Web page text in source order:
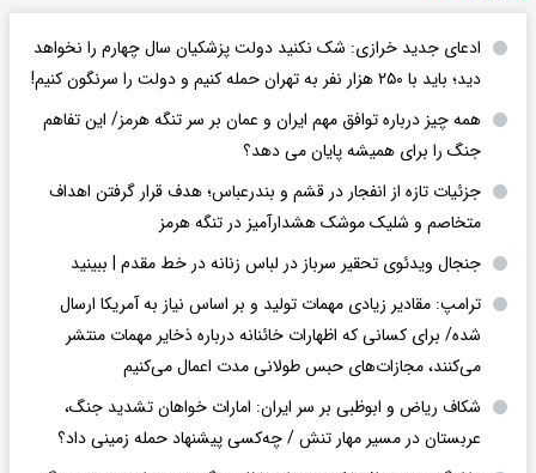
ادعای جدید خرازی: شک نکنید دولت پزشکیان سال چهارم را نخواهد
دید؛ باید با ۲۵۰ هزار نفر به تهران حمله کنیم و دولت را سرنگون کنیم!
همه چیز درباره توافق مهم ایران و عمان بر سر تنگه هرمز/ این تفاهم
جنگ را برای همیشه پایان می دهد؟
جزئیات تازه از انفجار در قشم و بندرعباس؛ هدف قرار گرفتن اهداف
متخاصم و شلیک موشک هشدارآمیز در تنگه هرمز
جنجال ویدئوی تحقیر سرباز در لباس زنانه در خط مقدم | ببینید
ترامپ: مقادیر زیادی مهمات تولید و بر اساس نیاز به آمریکا ارسال
شده/ برای کسانی که اظهارات خائنانه درباره ذخایر مهمات منتشر
می‌کنند، مجازات‌های حبس طولانی مدت اعمال می‌کنیم
شکاف ریاض و ابوظبی بر سر ایران: امارات خواهان تشدید جنگ،
عربستان در مسیر مهار تنش / چه‌کسی پیشنهاد حمله زمینی داد؟